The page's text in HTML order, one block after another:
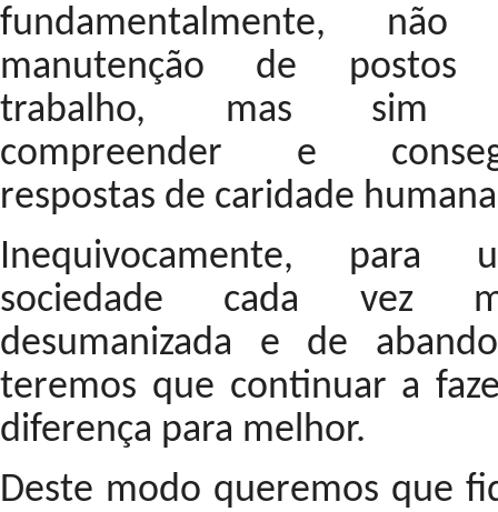
fundamentalmente, não
manutenção de postos
trabalho, mas sim
compreender e
respostas de caridade
Inequivocamente, para
sociedade cada vez
desumanizada e de
teremos que continuar a
diferença para melhor.
Deste modo queremos que